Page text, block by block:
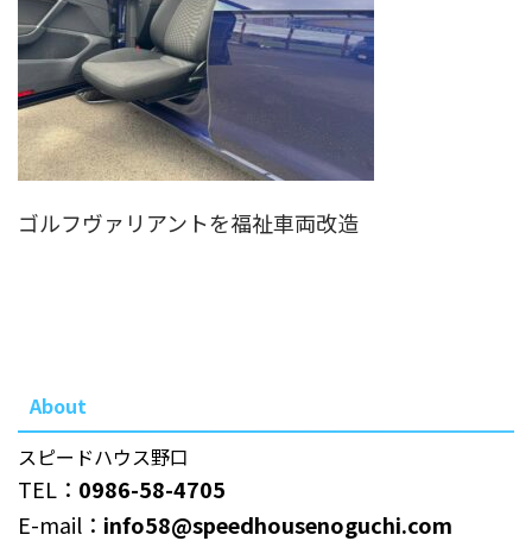
ゴルフヴァリアントを福祉車両改造
About
スピードハウス野口
TEL： 0986-58-4705
E-mail： info58@speedhousenoguchi.com